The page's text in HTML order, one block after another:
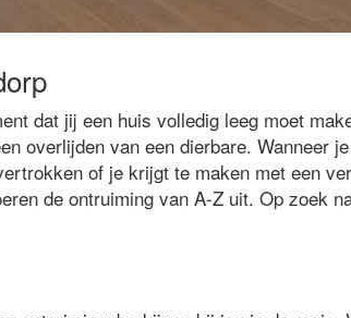
dat jij een huis volledig leeg moet
overlijden van een dierbare. Wanneer
of je krijgt te maken met een
de ontruiming van A-Z uit. Op zoek